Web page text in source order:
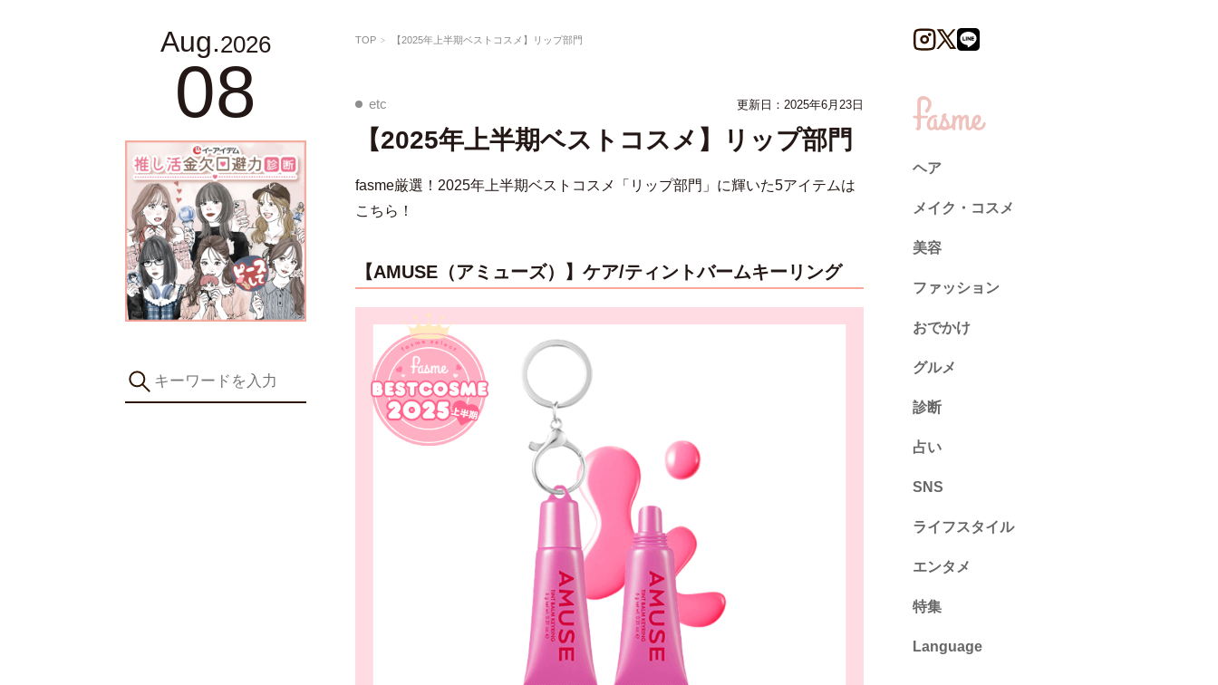
Aug.2026
08
TOP 【2025年上半期ベストコスメ】リップ部門
etc 更新日： 2025年6月23日
【2025年上半期ベストコスメ】リップ部門
fasme厳選！2025年上半期ベストコスメ「リップ部門」に輝いた5アイテムは
こちら！
【AMUSE（アミューズ）】ケア/ティントバームキーリング
ヘア
メイク・コスメ
美容
ファッション
トレンド
ネイル
おでかけ
グルメ
診断
診断
占い
心理テスト
SNS
ライフスタイル
推し活
カルチャー・暮らし
エンタメ
特集
Language